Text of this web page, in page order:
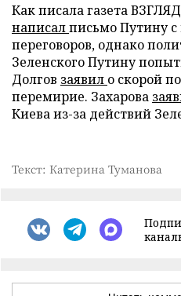
Как писала газета
написалписьмо Путину
переговоров, однако
Зеленского Путину
Долгов заявил о скорой
перемирие. Захарова
Киева из-за действий
Текст: Катерина Туманова